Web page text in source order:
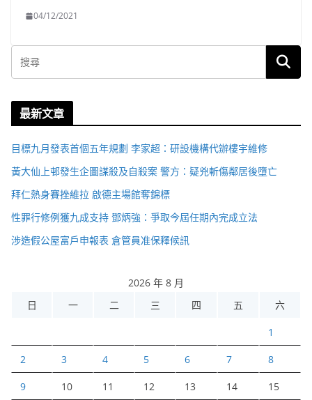
04/12/2021
最新文章
目標九月發表首個五年規劃 李家超：研設機構代辦樓宇維修
黃大仙上邨發生企圖謀殺及自殺案 警方：疑兇斬傷鄰居後墮亡
拜仁熱身賽挫維拉 啟德主場館奪錦標
性罪行修例獲九成支持 鄧炳強：爭取今屆任期內完成立法
涉造假公屋富戶申報表 倉管員准保釋候訊
2026 年 8 月
日
一 二 三 四 五 六
1
2 3 4 5 6 7 8
9 10 11 12 13 14 15